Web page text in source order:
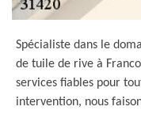
Spécialiste dans le
de tuile de rive à
services fiables pour
intervention, nous